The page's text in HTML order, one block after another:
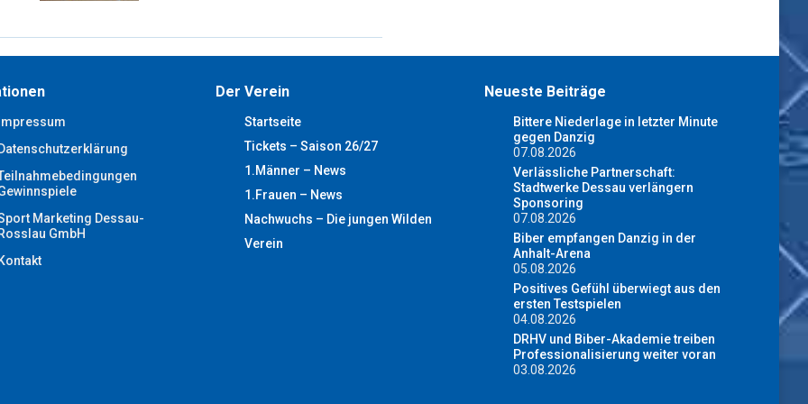
Impressum
Datenschutzerklärung
Marketing Dessau-
Rosslau GmbH
Kontakt
Der Verein
Startseite
Tickets – Saison 26/27
1.Männer – News
1.Frauen – News
Nachwuchs – Die jungen Wilden
Verein
Neueste Beiträge
Bittere Niederlage in letzter Minute
gegen Danzig
07.08.2026
Verlässliche Partnerschaft:
Stadtwerke Dessau verlängern
Sponsoring
07.08.2026
Biber empfangen Danzig in der
Anhalt-Arena
05.08.2026
Positives Gefühl überwiegt aus den
ersten Testspielen
04.08.2026
DRHV und Biber-Akademie treiben
Professionalisierung weiter voran
03.08.2026